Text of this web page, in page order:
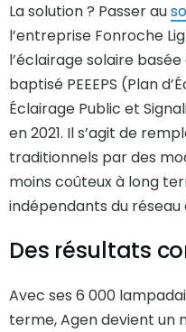
La solution ? Passer au
l’entreprise Fonroche
l’éclairage solaire
baptisé PEEEPS (Plan
Éclairage Public et
en 2021. Il s’agit de
traditionnels par des
moins coûteux à long
indépendants du réseau
Des résultats
Avec ses 6 000
terme, Agen devient un